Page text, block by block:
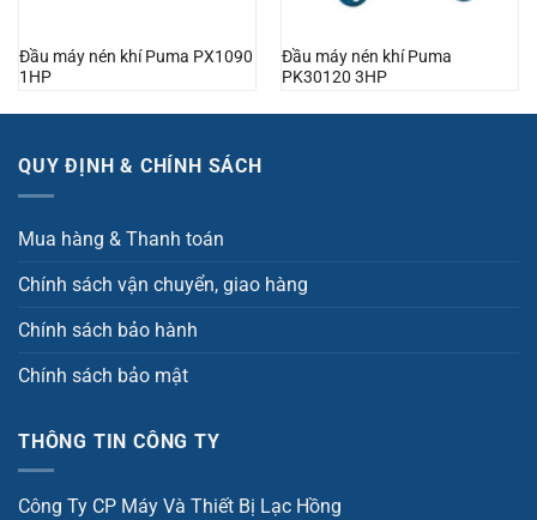
Đầu máy nén khí Puma PX1090
1HP
Đầu máy nén khí Puma
PK30120 3HP
QUY ĐỊNH & CHÍNH SÁCH
Mua hàng & Thanh toán
Chính sách vận chuyển, giao hàng
Chính sách bảo hành
Chính sách bảo mật
THÔNG TIN CÔNG TY
Công Ty CP Máy Và Thiết Bị Lạc Hồng